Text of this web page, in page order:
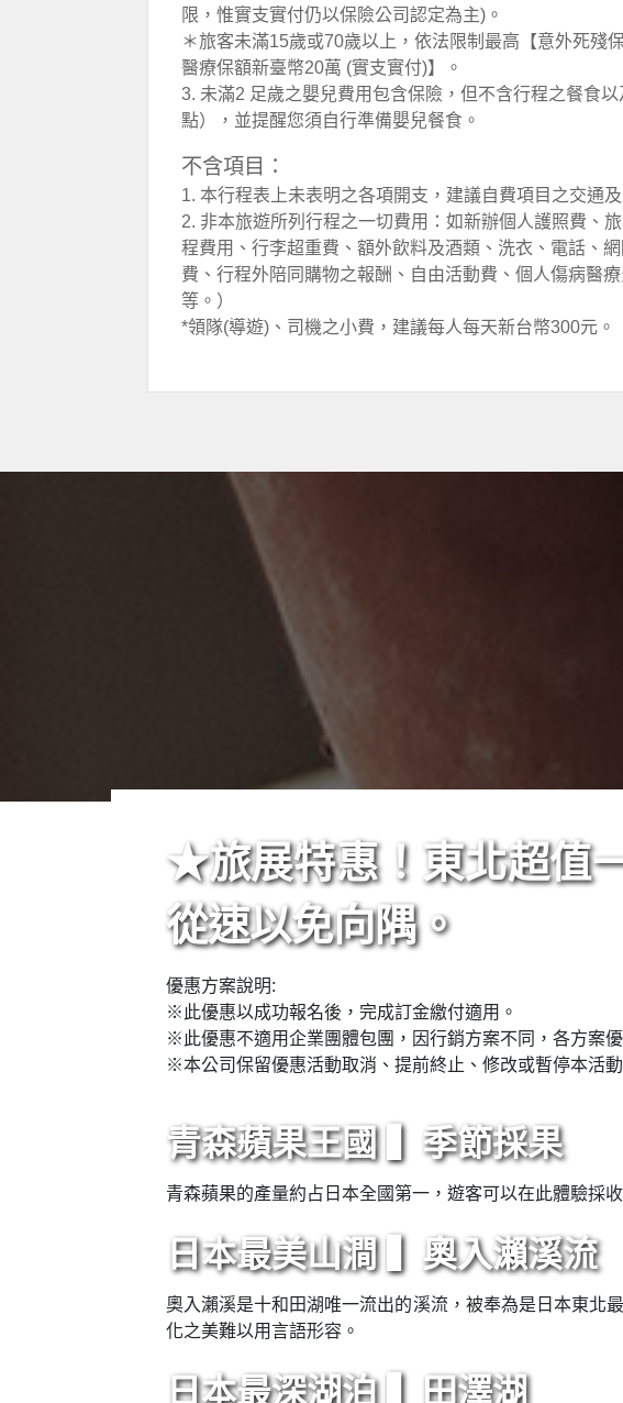
限，惟實支實付仍以保險公司認定為主)。
＊旅客未滿15歲或70歲以上，依法限制最高【意外死殘
醫療保額新臺幣20萬 (實支實付)】。
3. 未滿2 足歲之嬰兒費用包含保險，但不含行程之餐食
點），並提醒您須自行準備嬰兒餐食。
不含項目：
1. 本行程表上未表明之各項開支，建議自費項目之交通及
2. 非本旅遊所列行程之一切費用：如新辦個人護照費、
程費用、行李超重費、額外飲料及酒類、洗衣、電話、
費、行程外陪同購物之報酬、自由活動費、個人傷病醫
等。）
*領隊(導遊)、司機之小費，建議每人每天新台幣300元。
★旅展特惠！東北超值
從速以免向隅。
優惠方案說明:
※此優惠以成功報名後，完成訂金繳付適用。
※此優惠不適用企業團體包團，因行銷方案不同，各方案
※本公司保留優惠活動取消、提前終止、修改或暫停本活